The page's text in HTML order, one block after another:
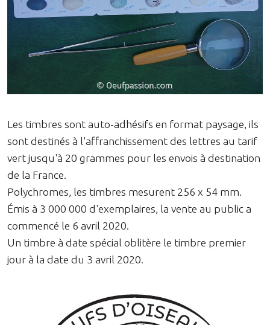
Les timbres sont auto-adhésifs en format paysage, ils
sont destinés à l'affranchissement des lettres au tarif
vert jusqu'à 20 grammes pour les envois à destination
de la France.
Polychromes, les timbres mesurent 256 x 54 mm.
Émis à 3 000 000 d'exemplaires, la vente au public a
commencé le 6 avril 2020.
Un timbre à date spécial oblitère le timbre premier
jour à la date du 3 avril 2020.